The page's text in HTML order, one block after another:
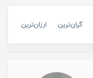
گران‌ترین ارزان‌ترین